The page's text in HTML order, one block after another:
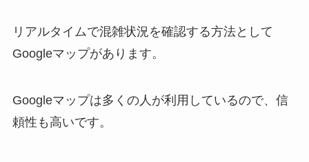
リアルタイムで混雑状況を確認する方法として
Googleマップがあります。
Googleマップは多くの人が利用しているので、信
頼性も高いです。